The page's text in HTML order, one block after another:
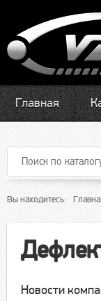
Главная
Вы находитесь:
Новости